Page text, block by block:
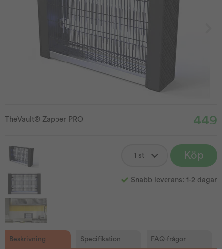
TheVault® Zapper PRO 449
Köp
Snabb leverans: 1-2 dagar
Beskrivning Specifikation FAQ-frågor